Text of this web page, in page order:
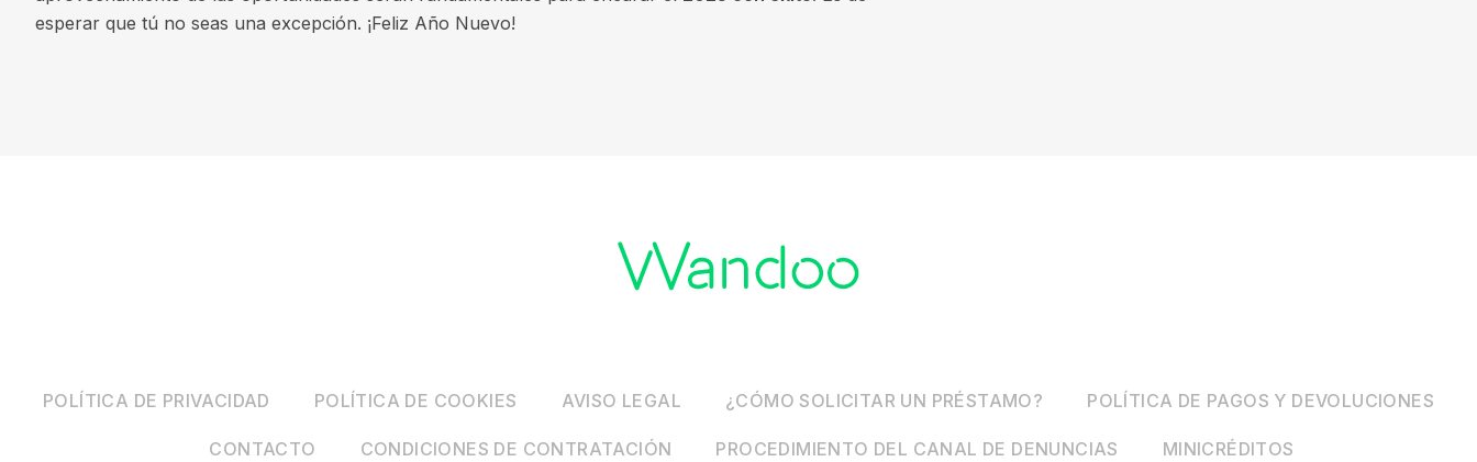
esperar que tú no seas una excepción. ¡Feliz Año Nuevo!
POLÍTICA DE PRIVACIDAD POLÍTICA DE COOKIES AVISO LEGAL ¿CÓMO SOLICITAR UN PRÉSTAMO? POLÍTICA DE PAGOS Y DEVOLUCIONES
CONTACTO CONDICIONES DE CONTRATACIÓN PROCEDIMIENTO DEL CANAL DE DENUNCIAS MINICRÉDITOS